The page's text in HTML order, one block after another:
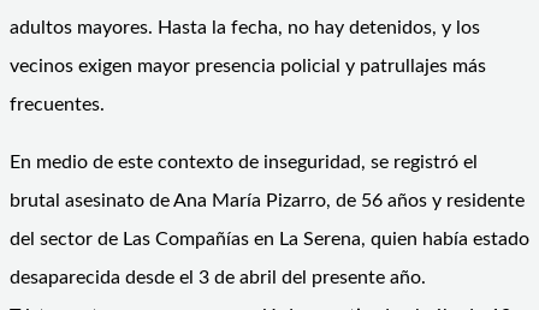
adultos mayores. Hasta la fecha, no hay detenidos, y los
vecinos exigen mayor presencia policial y patrullajes más
frecuentes.
En medio de este contexto de inseguridad, se registró el
brutal asesinato de Ana María Pizarro, de 56 años y residente
del sector de Las Compañías en La Serena, quien había estado
desaparecida desde el 3 de abril del presente año.